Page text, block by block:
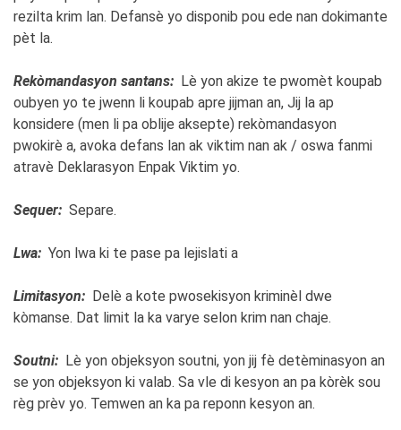
rezilta krim lan. Defansè yo disponib pou ede nan dokimante
pèt la.
Rekòmandasyon santans: Lè yon akize te pwomèt koupab
oubyen yo te jwenn li koupab apre jijman an, Jij la ap
konsidere (men li pa oblije aksepte) rekòmandasyon
pwokirè a, avoka defans lan ak viktim nan ak / oswa fanmi
atravè Deklarasyon Enpak Viktim yo.
Sequer: Separe.
Lwa: Yon lwa ki te pase pa lejislati a
Limitasyon: Delè a kote pwosekisyon kriminèl dwe
kòmanse. Dat limit la ka varye selon krim nan chaje.
Soutni: Lè yon objeksyon soutni, yon jij fè detèminasyon an
se yon objeksyon ki valab. Sa vle di kesyon an pa kòrèk sou
règ prèv yo. Temwen an ka pa reponn kesyon an.